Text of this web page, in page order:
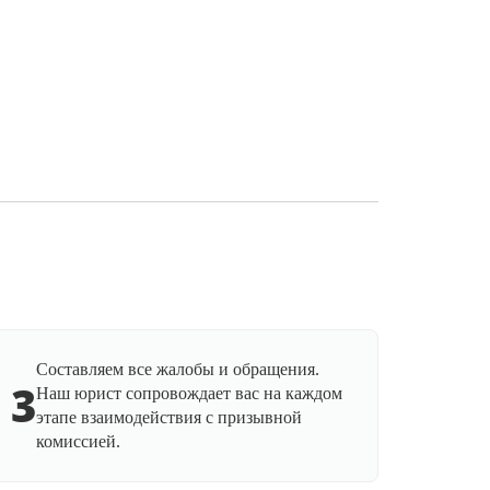
3
Составляем все жалобы и обращения.
Наш юрист сопровождает вас на каждом
этапе взаимодействия с призывной
комиссией.